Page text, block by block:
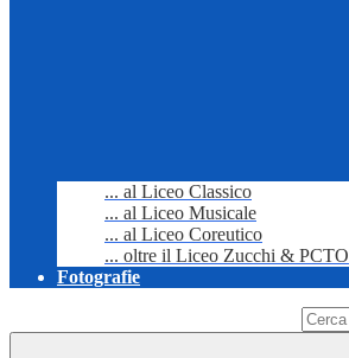
... al Liceo Classico
... al Liceo Musicale
... al Liceo Coreutico
... oltre il Liceo Zucchi & PCTO
Fotografie